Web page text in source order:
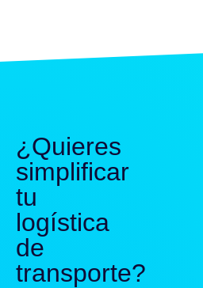
¿Quieres
simplificar
tu
logística
de
transporte?